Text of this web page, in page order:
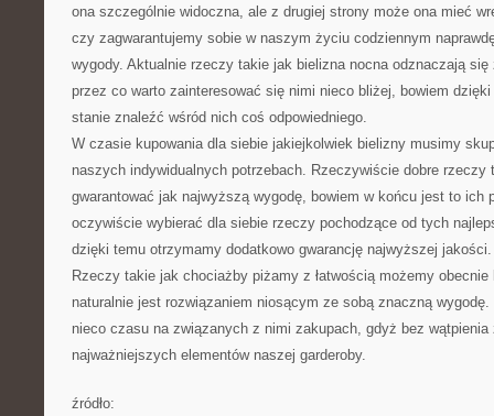
ona szczególnie widoczna, ale z drugiej strony może ona mieć
czy zagwarantujemy sobie w naszym życiu codziennym
wygody. Aktualnie rzeczy takie jak bielizna nocna odznaczają
przez co warto zainteresować się nimi nieco bliżej, bowiem
stanie znaleźć wśród nich coś odpowiedniego.
W czasie kupowania dla siebie jakiejkolwiek bielizny musimy
naszych indywidualnych potrzebach. Rzeczywiście dobre rzeczy
gwarantować jak najwyższą wygodę, bowiem w końcu jest to ich
oczywiście wybierać dla siebie rzeczy pochodzące od tych
dzięki temu otrzymamy dodatkowo gwarancję najwyższej jakości.
Rzeczy takie jak chociażby piżamy z łatwością możemy
naturalnie jest rozwiązaniem niosącym ze sobą znaczną
nieco czasu na związanych z nimi zakupach, gdyż bez
najważniejszych elementów naszej garderoby.
źródło: